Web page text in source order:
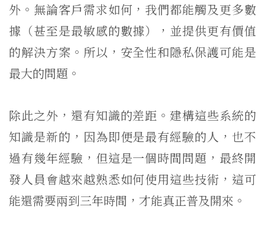
外。無論客戶需求如何，我們都能觸及更多數
據（甚至是最敏感的數據），並提供更有價值
的解決方案。所以，安全性和隱私保護可能是
最大的問題。
除此之外，還有知識的差距。建構這些系統的
知識是新的，因為即便是最有經驗的人，也不
過有幾年經驗，但這是一個時間問題，最終開
發人員會越來越熟悉如何使用這些技術，這可
能還需要兩到三年時間，才能真正普及開來。